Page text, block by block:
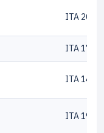
ITA
ITA
ITA
ITA